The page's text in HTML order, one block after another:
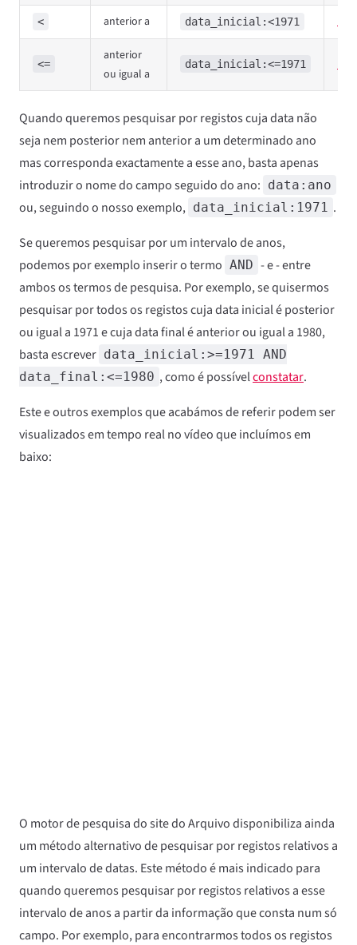
< anterior a data_inicial:<1971
<=
anterior
ou igual a
data_inicial:<=1971
Quando queremos pesquisar por registos cuja data não
seja nem posterior nem anterior a um determinado ano
mas corresponda exactamente a esse ano, basta apenas
introduzir o nome do campo seguido do ano: data:ano
ou, seguindo o nosso exemplo, data_inicial:1971 .
Se queremos pesquisar por um intervalo de anos,
podemos por exemplo inserir o termo AND - e - entre
ambos os termos de pesquisa. Por exemplo, se quisermos
pesquisar por todos os registos cuja data inicial é posterior
ou igual a 1971 e cuja data final é anterior ou igual a 1980,
basta escrever data_inicial:>=1971 AND
data_final:<=1980 , como é possívelconstatar.
Este e outros exemplos que acabámos de referir podem ser
visualizados em tempo real no vídeo que incluímos em
baixo:
O motor de pesquisa do site do Arquivo disponibiliza ainda
um método alternativo de pesquisar por registos relativos a
um intervalo de datas. Este método é mais indicado para
quando queremos pesquisar por registos relativos a esse
intervalo de anos a partir da informação que consta num só
campo. Por exemplo, para encontrarmos todos os registos